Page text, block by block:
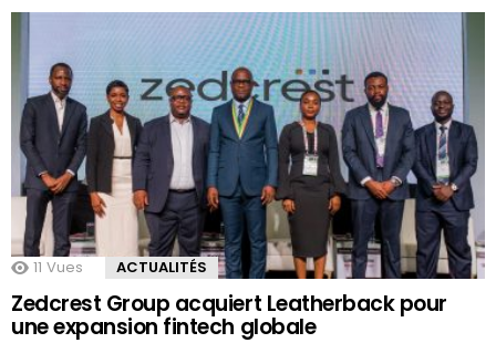
11 Vues ACTUALITÉS
Zedcrest Group acquiert Leatherback pour
une expansion fintech globale